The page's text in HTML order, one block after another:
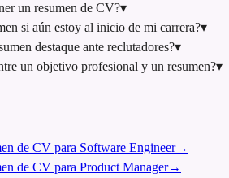
un resumen de CV?▾
si aún estoy al inicio de mi carrera?▾
destaque ante reclutadores?▾
un objetivo profesional y un resumen?▾
de CV para Software Engineer→
de CV para Product Manager→